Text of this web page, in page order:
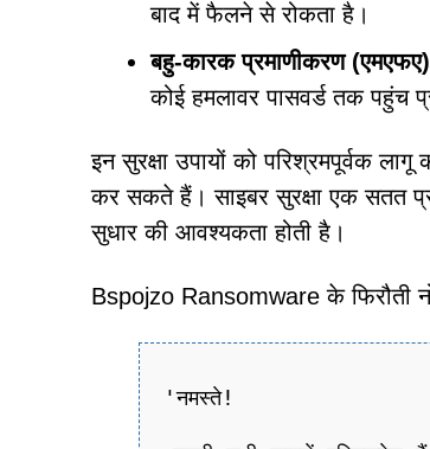
बाद में फैलने से रोकता है।
बहु-कारक प्रमाणीकरण (एमएफए)
कोई हमलावर पासवर्ड तक पहुंच
इन सुरक्षा उपायों को परिश्रमपूर्वक
कर सकते हैं। साइबर सुरक्षा एक सतत
सुधार की आवश्यकता होती है।
Bspojzo Ransomware के फिरौती
'नमस्ते!